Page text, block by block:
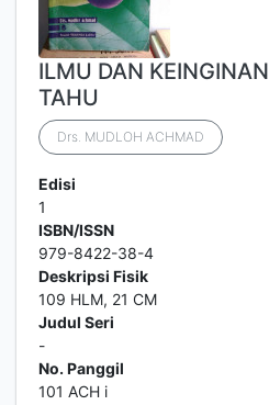
ILMU DAN KEINGINAN
TAHU
Drs. MUDLOH ACHMAD
Edisi
1
ISBN/ISSN
979-8422-38-4
Deskripsi Fisik
109 HLM, 21 CM
Judul Seri
-
No. Panggil
101 ACH i